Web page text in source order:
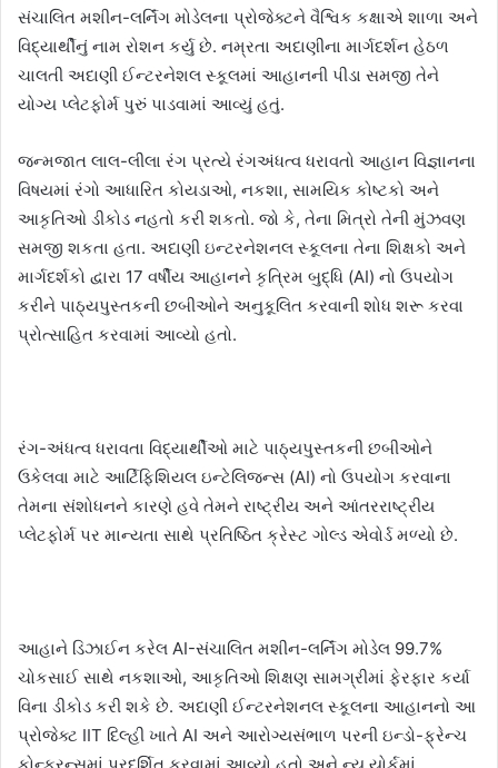
સંચાલિત મશીન-લર્નિંગ મોડેલના પ્રોજેક્ટને વૈશ્વિક કક્ષાએ શાળા અને
વિદ્યાર્થીનું નામ રોશન કર્યુ છે. નમ્રતા અદાણીના માર્ગદર્શન હેઠળ
ચાલતી અદાણી ઈન્ટરનેશલ સ્કૂલમાં આહાનની પીડા સમજી તેને
યોગ્ય પ્લેટફોર્મ પુરું પાડવામાં આવ્યું હતું.
જન્મજાત લાલ-લીલા રંગ પ્રત્યે રંગઅંધત્વ ધરાવતો આહાન વિજ્ઞાનના
વિષયમાં રંગો આધારિત કોયડાઓ, નકશા, સામયિક કોષ્ટકો અને
આકૃતિઓ ડીકોડ નહતો કરી શકતો. જો કે, તેના મિત્રો તેની મુંઝવણ
સમજી શકતા હતા. અદાણી ઇન્ટરનેશનલ સ્કૂલના તેના શિક્ષકો અને
માર્ગદર્શકો દ્વારા 17 વર્ષીય આહાનને કૃત્રિમ બુદ્ધિ (AI) નો ઉપયોગ
કરીને પાઠ્યપુસ્તકની છબીઓને અનુકૂલિત કરવાની શોધ શરૂ કરવા
પ્રોત્સાહિત કરવામાં આવ્યો હતો.
રંગ-અંધત્વ ધરાવતા વિદ્યાર્થીઓ માટે પાઠ્યપુસ્તકની છબીઓને
ઉકેલવા માટે આર્ટિફિશિયલ ઇન્ટેલિજન્સ (AI) નો ઉપયોગ કરવાના
તેમના સંશોધનને કારણે હવે તેમને રાષ્ટ્રીય અને આંતરરાષ્ટ્રીય
પ્લેટફોર્મ પર માન્યતા સાથે પ્રતિષ્ઠિત ક્રેસ્ટ ગોલ્ડ એવોર્ડ મળ્યો છે.
આહાને ડિઝાઈન કરેલ AI-સંચાલિત મશીન-લર્નિંગ મોડેલ 99.7%
ચોકસાઈ સાથે નકશાઓ, આકૃતિઓ શિક્ષણ સામગ્રીમાં ફેરફાર કર્યા
વિના ડીકોડ કરી શકે છે. અદાણી ઈન્ટરનેશનલ સ્કૂલના આહાનનો આ
પ્રોજેક્ટ IIT દિલ્હી ખાતે AI અને આરોગ્યસંભાળ પરની ઇન્ડો-ફ્રેન્ચ
કોન્ફરન્સમાં પ્રદર્શિત કરવામાં આવ્યો હતો અને ન્યૂ યોર્કમાં